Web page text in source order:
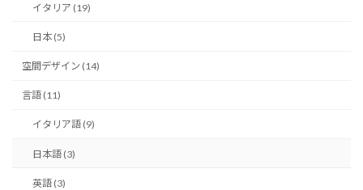
イタリア (19)
日本 (5)
空間デザイン (14)
言語 (11)
イタリア語 (9)
日本語 (3)
英語 (3)